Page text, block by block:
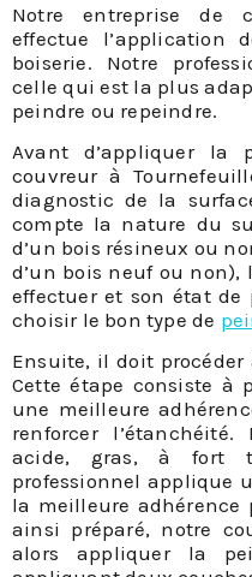
Notre entreprise de
effectue l’application
boiserie. Notre
celle qui est la plus
peindre ou repeindre.
Avant d’appliquer la
couvreur à
diagnostic de la
compte la nature du
d’un bois résineux ou
d’un bois neuf ou non),
effectuer et son état de
choisir le bon type de
Ensuite, il doit
Cette étape consiste à
une meilleure
renforcer
acide, gras, à fort
professionnel applique
la meilleure adhérence
ainsi préparé, notre
alors appliquer la